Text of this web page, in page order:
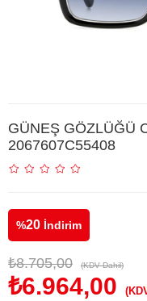
GÜNEŞ GÖZLÜĞÜ
2067607C55408
%20 İndirim
₺8.705,00 (KDV Dahil)
₺6.964,00